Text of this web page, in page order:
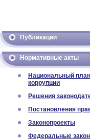
Публикации
Нормативные акты
Национальный
коррупции
Решения
Постановления
Законопроекты
Федеральные